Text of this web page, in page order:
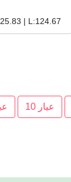
| L:124.67
عيار 10